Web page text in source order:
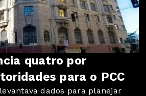
quatro por
para o PCC
dados para planejar